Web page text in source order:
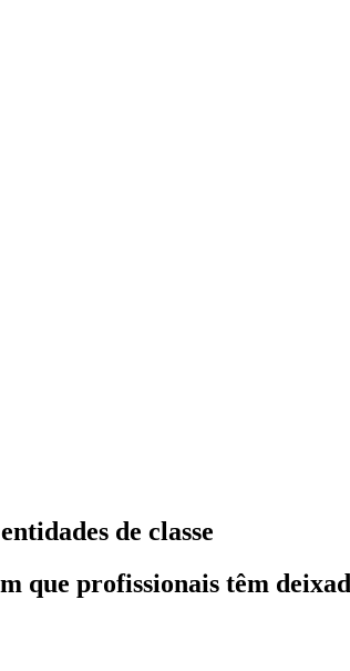
de classe
que profissionais têm